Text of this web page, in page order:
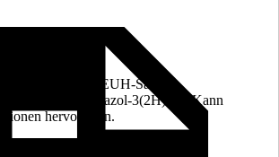
(EUH-Sätze)
1,2-Benzisothiazol-3(2H)-on. Kann
hervorrufen.
4034139173348